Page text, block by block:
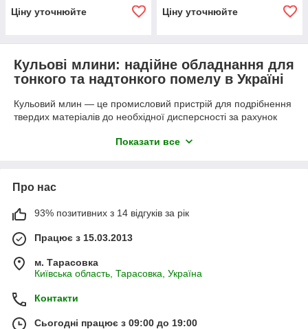
Ціну уточнюйте Ціну уточнюйте
Кульові млини: надійне обладнання для
тонкого та надтонкого помелу в Україні
Кульовий млин — це промисловий пристрій для подрібнення
твердих матеріалів до необхідної дисперсності за рахунок
млини широко застосовуються у гірничодобувній, цементній,
інших сипучих матеріалів. Трубний кульовий млин
відрізняється подовженим барабаном і багатоступеневим
помелом, що забезпечує вищу продуктивність і дрібнішу
фракцію.
Кульовий млин для руди дає змогу ефективно подрібнювати
необхідних для флотації або вилуговування. Купити кульовий
млин в Україні — означає отримати обладнання, яке вирішує
проблеми низької продуктивності застарілих моделей,
нерівномірного помелу та високих енерговитрат. Ціна
кульового млина повністю окупається завдяки збільшенню
Показати все
Про нас
93% позитивних з 14 відгуків за рік
Працює з 15.03.2013
м. Тарасовка
Київська область, Тарасовка, Україна
Контакти
Сьогодні працює з 09:00 до 19:00